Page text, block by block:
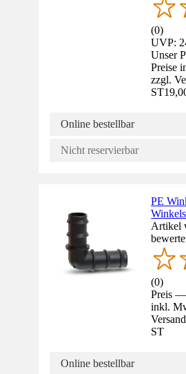
(0)
UVP:
Unser
Preise
zzgl.
ST
Online bestellbar
Nicht reservierbar
PE
Artikel
(0)
Preis —
inkl.
ST
Online bestellbar